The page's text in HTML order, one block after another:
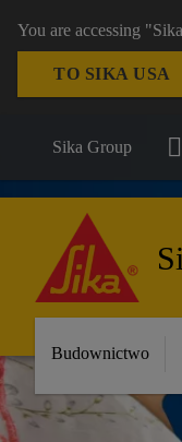
You are accessing
TO SIKA USA
Sika Group
Budownictwo